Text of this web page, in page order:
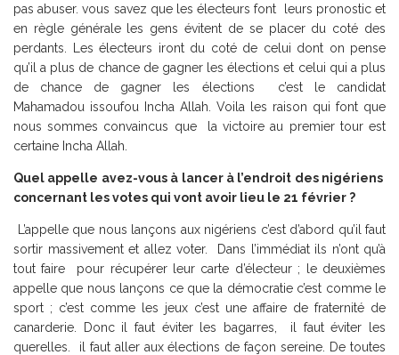
pas abuser. vous savez que les électeurs font leurs pronostic et
en règle générale les gens évitent de se placer du coté des
perdants. Les électeurs iront du coté de celui dont on pense
qu’il a plus de chance de gagner les élections et celui qui a plus
de chance de gagner les élections c’est le candidat
Mahamadou issoufou Incha Allah. Voila les raison qui font que
nous sommes convaincus que la victoire au premier tour est
certaine Incha Allah.
Quel appelle avez-vous à lancer à l’endroit des nigériens
concernant les votes qui vont avoir lieu le 21 février ?
L’appelle que nous lançons aux nigériens c’est d’abord qu’il faut
sortir massivement et allez voter. Dans l’immédiat ils n’ont qu’à
tout faire pour récupérer leur carte d’électeur ; le deuxièmes
appelle que nous lançons ce que la démocratie c’est comme le
sport ; c’est comme les jeux c’est une affaire de fraternité de
canarderie. Donc il faut éviter les bagarres, il faut éviter les
querelles. il faut aller aux élections de façon sereine. De toutes